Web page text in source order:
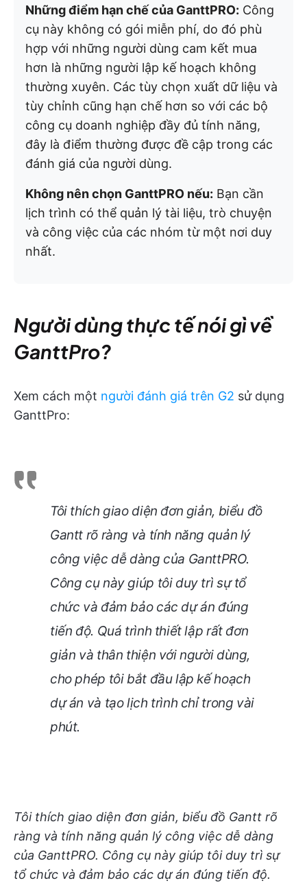
Những điểm hạn chế của GanttPRO: Công
cụ này không có gói miễn phí, do đó phù
hợp với những người dùng cam kết mua
hơn là những người lập kế hoạch không
thường xuyên. Các tùy chọn xuất dữ liệu và
tùy chỉnh cũng hạn chế hơn so với các bộ
công cụ doanh nghiệp đầy đủ tính năng,
đây là điểm thường được đề cập trong các
đánh giá của người dùng.
Không nên chọn GanttPRO nếu: Bạn cần
lịch trình có thể quản lý tài liệu, trò chuyện
và công việc của các nhóm từ một nơi duy
nhất.
Người dùng thực tế nói gì về
GanttPro?
Xem cách một người đánh giá trên G2 sử dụng
GanttPro:
Tôi thích giao diện đơn giản, biểu đồ
Gantt rõ ràng và tính năng quản lý
công việc dễ dàng của GanttPRO.
Công cụ này giúp tôi duy trì sự tổ
chức và đảm bảo các dự án đúng
tiến độ. Quá trình thiết lập rất đơn
giản và thân thiện với người dùng,
cho phép tôi bắt đầu lập kế hoạch
dự án và tạo lịch trình chỉ trong vài
phút.
Tôi thích giao diện đơn giản, biểu đồ Gantt rõ
ràng và tính năng quản lý công việc dễ dàng
của GanttPRO. Công cụ này giúp tôi duy trì sự
tổ chức và đảm bảo các dự án đúng tiến độ.